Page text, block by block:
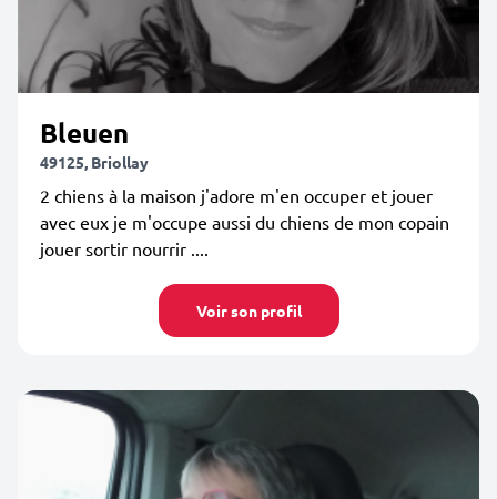
Bleuen
49125, Briollay
2 chiens à la maison j'adore m'en occuper et jouer
avec eux je m'occupe aussi du chiens de mon copain
jouer sortir nourrir ....
Voir son profil